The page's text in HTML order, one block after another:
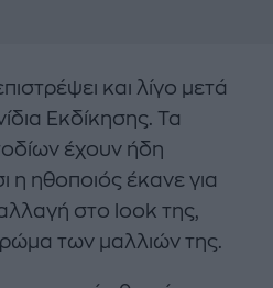
και λίγο μετά
Εκδίκησης. Τα
έχουν ήδη
η ηθοποιός έκανε για
στο look της,
των μαλλιών της.